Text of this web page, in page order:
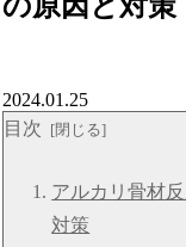
2024.01.25
目次
アルカリ骨材
対策